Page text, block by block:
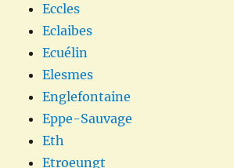
Eccles
Eclaibes
Ecuélin
Elesmes
Englefontaine
Eppe-Sauvage
Eth
Etroeungt